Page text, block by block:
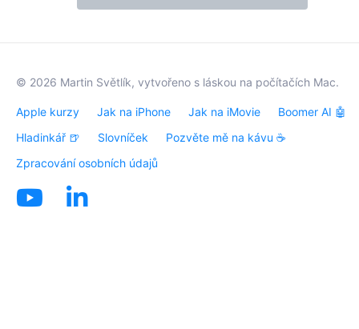
© 2026 Martin Světlík, vytvořeno s láskou na počítačích Mac.
Apple kurzy Jak na iPhone Jak na iMovie
Boomer AI 🤖
Hladinkář 🍺
Slovníček
Pozvěte mě na kávu ☕️
Zpracování osobních údajů